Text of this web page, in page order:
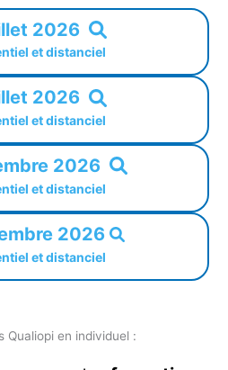
2026
et distanciel
2026
et distanciel
2026
et distanciel
2026
et distanciel
Qualiopi en individuel :